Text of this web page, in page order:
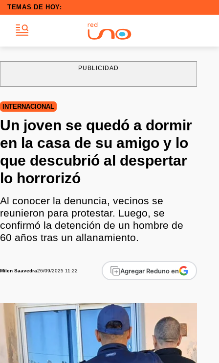
TEMAS DE HOY:
PUBLICIDAD
INTERNACIONAL
Un joven se quedó a dormir
en la casa de su amigo y lo
que descubrió al despertar
lo horrorizó
Al conocer la denuncia, vecinos se
reunieron para protestar. Luego, se
confirmó la detención de un hombre de
60 años tras un allanamiento.
Milen Saavedra26/09/2025 11:22 Agregar Reduno en